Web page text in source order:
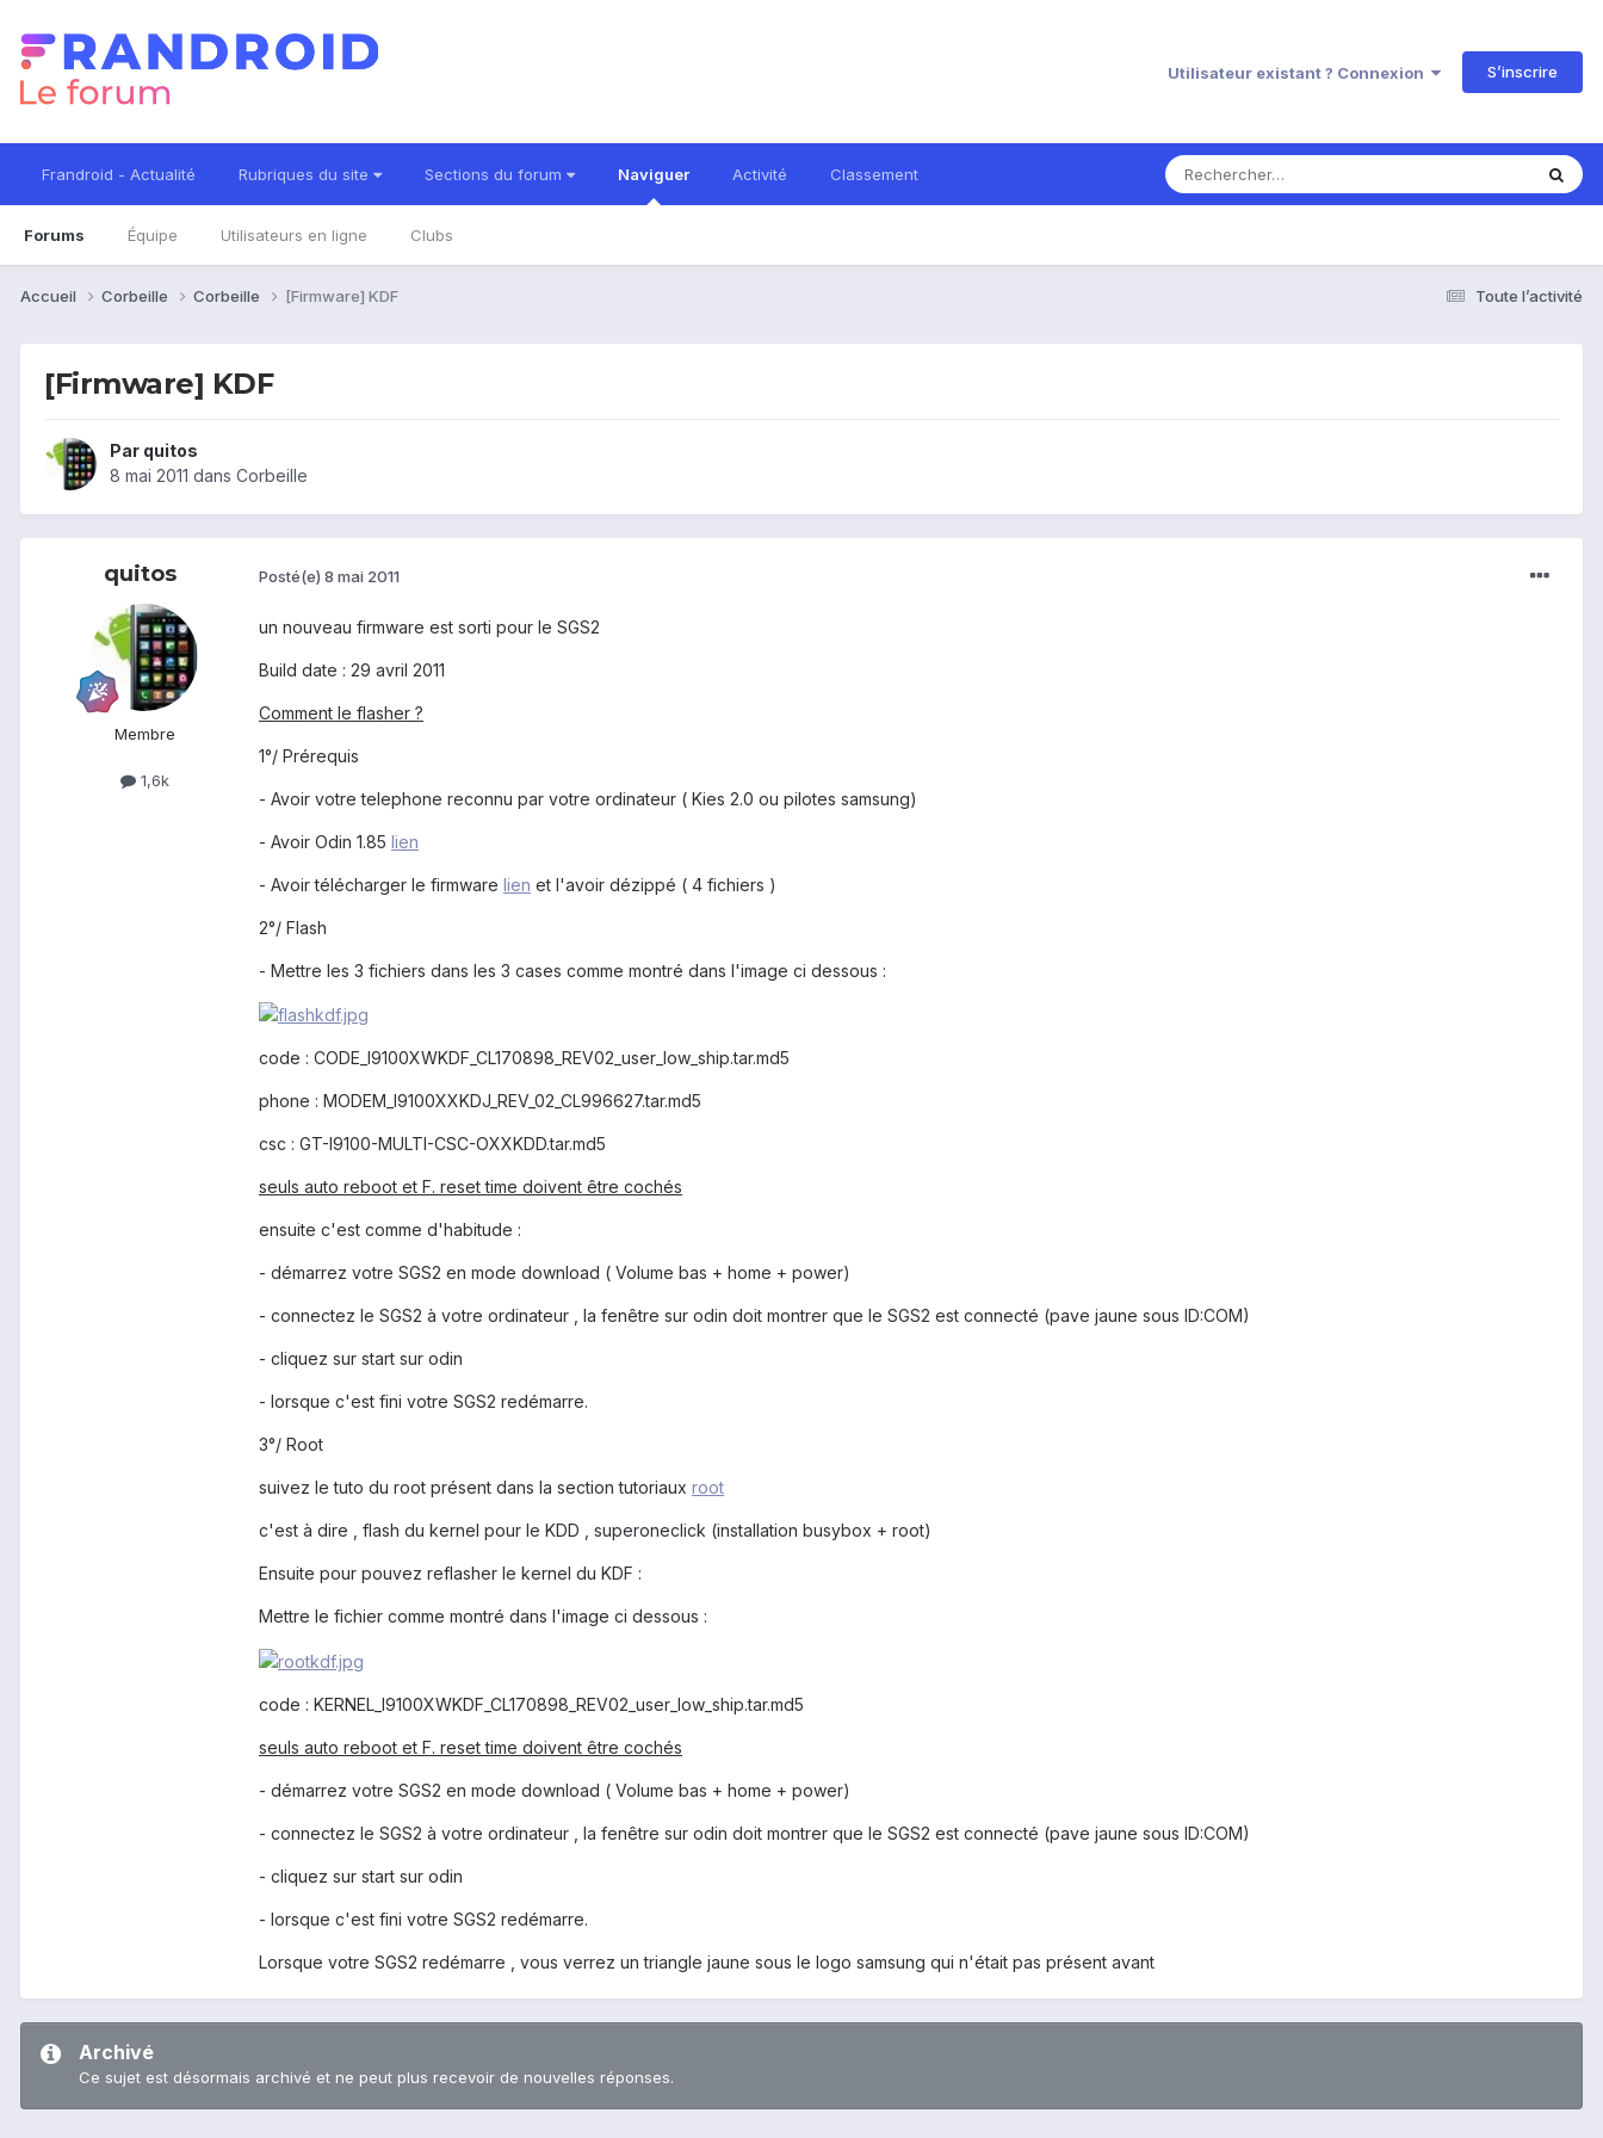
Utilisateur existant ? Connexion S’inscrire
Frandroid - Actualité Rubriques du site Sections du forum Naviguer
Forums Équipe Utilisateurs en ligne Clubs
Activité Classement
Toute l’activité
Accueil Corbeille Corbeille [Firmware] KDF
[Firmware] KDF
Par quitos
8 mai 2011 dans Corbeille
quitos
Membre
1,6k
Posté(e) 8 mai 2011
un nouveau firmware est sorti pour le SGS2
Build date : 29 avril 2011
Comment le flasher ?
1°/ Prérequis
- Avoir votre telephone reconnu par votre ordinateur ( Kies 2.0 ou pilotes samsung)
- Avoir Odin 1.85 lien
- Avoir télécharger le firmware lien et l'avoir dézippé ( 4 fichiers )
2°/ Flash
- Mettre les 3 fichiers dans les 3 cases comme montré dans l'image ci dessous :
code : CODE_I9100XWKDF_CL170898_REV02_user_low_ship.tar.md5
phone : MODEM_I9100XXKDJ_REV_02_CL996627.tar.md5
csc : GT-I9100-MULTI-CSC-OXXKDD.tar.md5
seuls auto reboot et F. reset time doivent être cochés
ensuite c'est comme d'habitude :
- démarrez votre SGS2 en mode download ( Volume bas + home + power)
- connectez le SGS2 à votre ordinateur , la fenêtre sur odin doit montrer que le SGS2 est connecté (pave jaune sous ID:COM)
- cliquez sur start sur odin
- lorsque c'est fini votre SGS2 redémarre.
3°/ Root
suivez le tuto du root présent dans la section tutoriaux root
c'est à dire , flash du kernel pour le KDD , superoneclick (installation busybox + root)
Ensuite pour pouvez reflasher le kernel du KDF :
Mettre le fichier comme montré dans l'image ci dessous :
code : KERNEL_I9100XWKDF_CL170898_REV02_user_low_ship.tar.md5
seuls auto reboot et F. reset time doivent être cochés
- démarrez votre SGS2 en mode download ( Volume bas + home + power)
- connectez le SGS2 à votre ordinateur , la fenêtre sur odin doit montrer que le SGS2 est connecté (pave jaune sous ID:COM)
- cliquez sur start sur odin
- lorsque c'est fini votre SGS2 redémarre.
Lorsque votre SGS2 redémarre , vous verrez un triangle jaune sous le logo samsung qui n'était pas présent avant
Archivé
Ce sujet est désormais archivé et ne peut plus recevoir de nouvelles réponses.